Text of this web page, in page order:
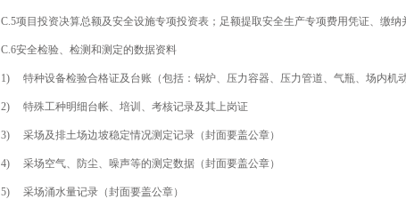
C.5项目投资决算总额及安全设施专项投资表；足额提取安全生产专项费用凭证、缴纳
C.6安全检验、检测和测定的数据资料
1) 特种设备检验合格证及台账（包括：锅炉、压力容器、压力管道、气瓶、场内机
2) 特殊工种明细台帐、培训、考核记录及其上岗证
3) 采场及排土场边坡稳定情况测定记录（封面要盖公章）
4) 采场空气、防尘、噪声等的测定数据（封面要盖公章）
5) 采场涌水量记录（封面要盖公章）